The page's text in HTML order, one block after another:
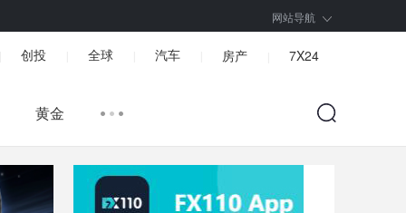
网站导航
创投 全球 汽车 房产 7X24
黄金